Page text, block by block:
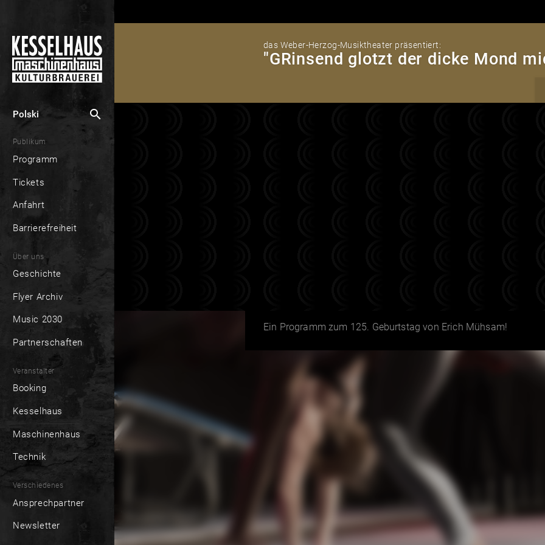
Polski search
Publikum
Programm
Tickets
Anfahrt
Barrierefreiheit
Über uns
Geschichte
Flyer Archiv
Music 2030
Partnerschaften
Veranstalter
Booking
Kesselhaus
Maschinenhaus
Technik
Verschiedenes
Ansprechpartner
Newsletter
das Weber-Herzog-Musiktheater präsentiert:
"GRinsend glotzt der dicke Mond
Ein Programm zum 125. Geburtstag von Erich Mühsam!